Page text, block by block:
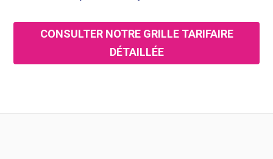
CONSULTER NOTRE GRILLE TARIFAIRE
DÉTAILLÉE